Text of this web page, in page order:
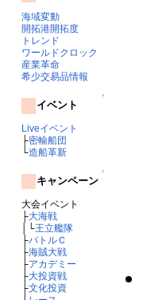
海域変動
開拓港開拓度
トレンド
ワールドクロック
産業革命
希少交易品情報
↑
イベント
Liveイベント
├密輸船団
└造船革新
↑
キャンペーン
大会イベント
├大海戦
│└王立艦隊
├バトルＣ
├海賊大戦
├アカデミー
├大投資戦
├文化投資